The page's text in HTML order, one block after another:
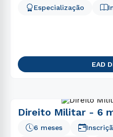
Especialização
EAD
Direito Militar - 6
6 meses